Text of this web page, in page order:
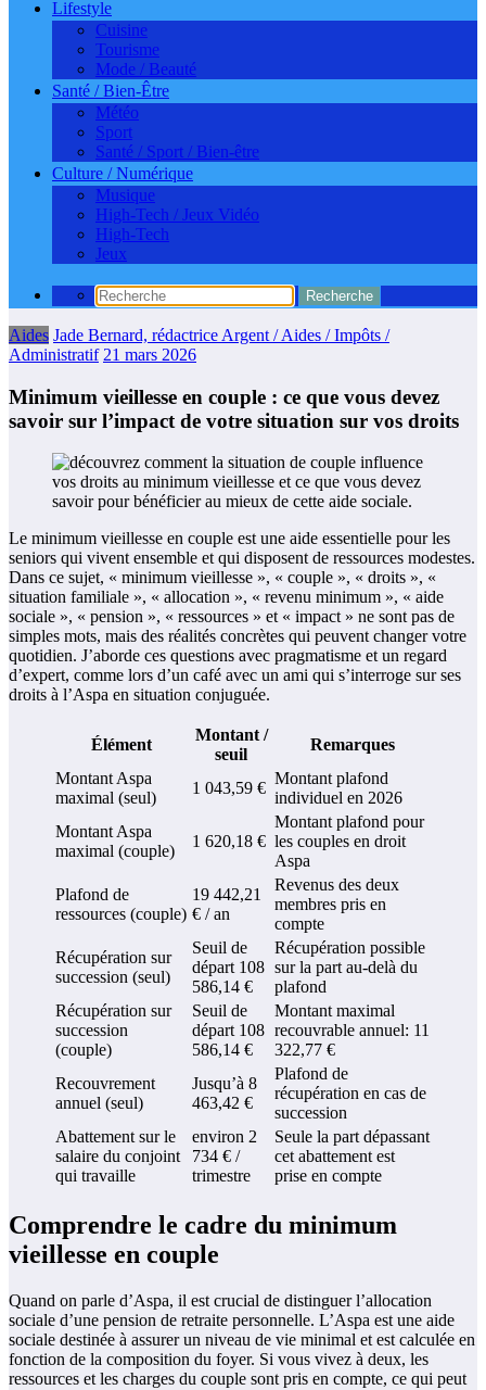
Lifestyle
Cuisine
Tourisme
Mode / Beauté
Santé / Bien-Être
Météo
Sport
Santé / Sport / Bien-être
Culture / Numérique
Musique
High-Tech / Jeux Vidéo
High-Tech
Jeux
Aides Jade Bernard, rédactrice Argent / Aides / Impôts /
Administratif 21 mars 2026
Minimum vieillesse en couple : ce que vous devez
savoir sur l’impact de votre situation sur vos droits
Le minimum vieillesse en couple est une aide essentielle pour les
seniors qui vivent ensemble et qui disposent de ressources modestes.
Dans ce sujet, « minimum vieillesse », « couple », « droits », «
situation familiale », « allocation », « revenu minimum », « aide
sociale », « pension », « ressources » et « impact » ne sont pas de
simples mots, mais des réalités concrètes qui peuvent changer votre
quotidien. J’aborde ces questions avec pragmatisme et un regard
d’expert, comme lors d’un café avec un ami qui s’interroge sur ses
droits à l’Aspa en situation conjuguée.
Élément
Montant /
seuil
Remarques
Montant Aspa
maximal (seul)
1 043,59 €
Montant plafond
individuel en 2026
Montant Aspa
maximal (couple)
1 620,18 €
Montant plafond pour
les couples en droit
Aspa
Plafond de
ressources (couple)
19 442,21
€ / an
Revenus des deux
membres pris en
compte
Récupération sur
succession (seul)
Seuil de
départ 108
586,14 €
Récupération possible
sur la part au-delà du
plafond
Récupération sur
succession
(couple)
Seuil de
départ 108
586,14 €
Montant maximal
recouvrable annuel: 11
322,77 €
Recouvrement
annuel (seul)
Jusqu’à 8
463,42 €
Plafond de
récupération en cas de
succession
Abattement sur le
salaire du conjoint
qui travaille
environ 2
734 € /
trimestre
Seule la part dépassant
cet abattement est
prise en compte
Comprendre le cadre du minimum
vieillesse en couple
Quand on parle d’Aspa, il est crucial de distinguer l’allocation
sociale d’une pension de retraite personnelle. L’Aspa est une aide
sociale destinée à assurer un niveau de vie minimal et est calculée en
fonction de la composition du foyer. Si vous vivez à deux, les
ressources et les charges du couple sont pris en compte, ce qui peut